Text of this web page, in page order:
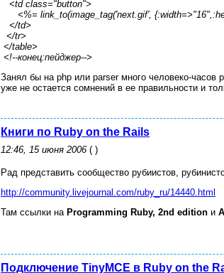
<td class="button">
<%= link_to(image_tag('next.gif',
</td>
</tr>
</table>
<!--конец:пейджер-->
Занял бы на php или parser много человеко-часов
уже не остается сомнений в ее правильности и
Книги по Ruby on the Rails
12:46, 15 июня 2006 ( )
Рад представить сообщество рубиистов,
http://community.livejournal.com/ruby_ru/14440.html
Там ссылки на Programming Ruby, 2nd edition и
Подключение TinyMCE в Ruby on the